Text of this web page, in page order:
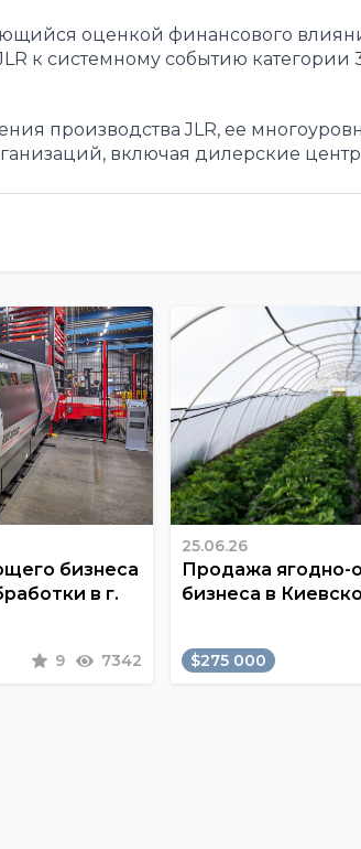
оценкой финансового
к системному событию категории
производства JLR, ее
включая дилерские
бизнеса
в г.
9 7342
25.06.26
Продажа ягодно-
бизнеса в
$275 000